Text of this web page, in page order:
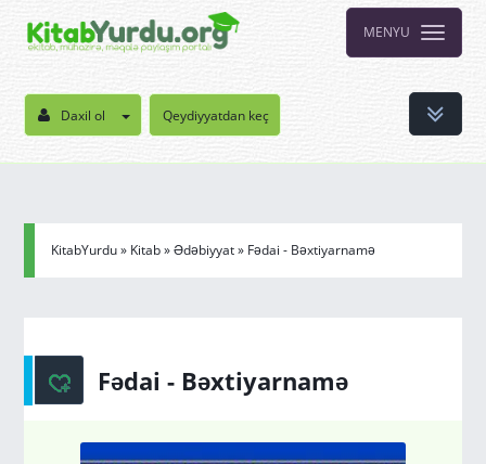
MENYU
Daxil ol Qeydiyyatdan keç
KitabYurdu» Kitab»Ədəbiyyat» Fədai - Bəxtiyarnamə
Fədai - Bəxtiyarnamə